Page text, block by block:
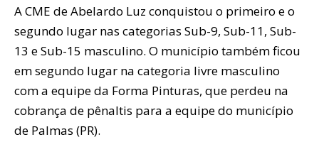
A CME de Abelardo Luz conquistou o primeiro e o
segundo lugar nas categorias Sub-9, Sub-11, Sub-
13 e Sub-15 masculino. O município também ficou
em segundo lugar na categoria livre masculino
com a equipe da Forma Pinturas, que perdeu na
cobrança de pênaltis para a equipe do município
de Palmas (PR).